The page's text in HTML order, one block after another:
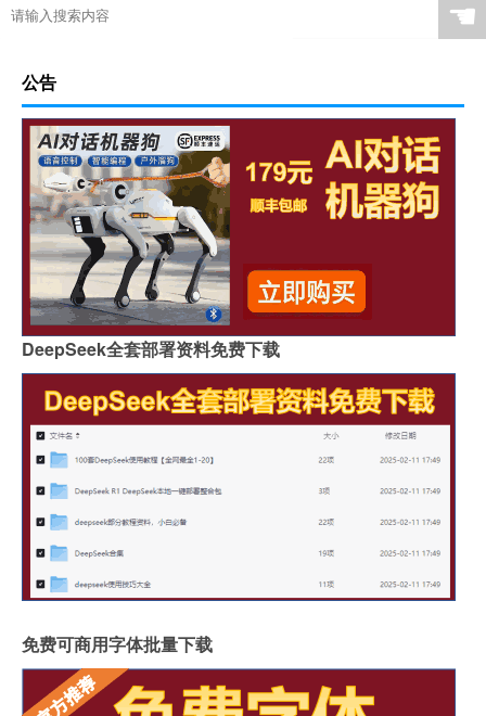
☚
公告
DeepSeek全套部署资料免费下载
免费可商用字体批量下载